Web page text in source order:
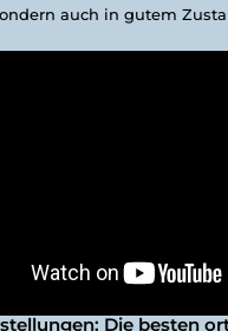
auch in gutem
Die besten